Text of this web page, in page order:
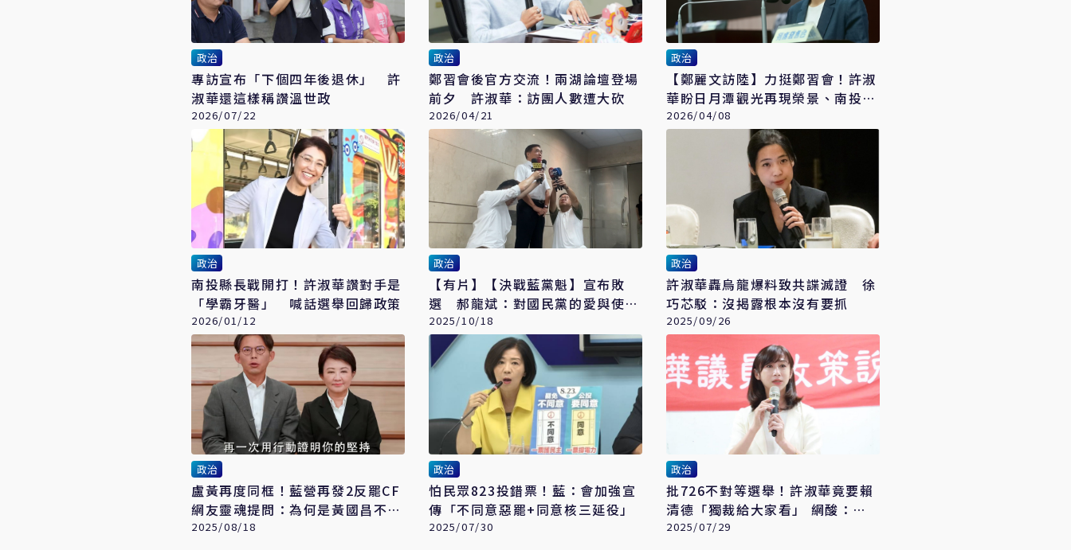
政治
專訪宣布「下個四年後退休」 許
淑華還這樣稱讚溫世政
2026/07/22
政治
鄭習會後官方交流！兩湖論壇登場
前夕 許淑華：訪團人數遭大砍
2026/04/21
政治
【鄭麗文訪陸】力挺鄭習會！許淑
華盼日月潭觀光再現榮景、南投農
產外銷陸市場
2026/04/08
政治
南投縣長戰開打！許淑華讚對手是
「學霸牙醫」 喊話選舉回歸政策
2026/01/12
政治
【有片】【決戰藍黨魁】宣布敗
選 郝龍斌：對國民黨的愛與使命
感不變
2025/10/18
政治
許淑華轟烏龍爆料致共諜滅證 徐
巧芯駁：沒揭露根本沒有要抓
2025/09/26
政治
盧黃再度同框！藍營再發2反罷CF
網友靈魂提問：為何是黃國昌不是
侯友宜入鏡？
2025/08/18
政治
怕民眾823投錯票！藍：會加強宣
傳「不同意惡罷+同意核三延役」
2025/07/30
政治
批726不對等選舉！許淑華竟要賴
清德「獨裁給大家看」 網酸：無
法補選在崩潰
2025/07/29